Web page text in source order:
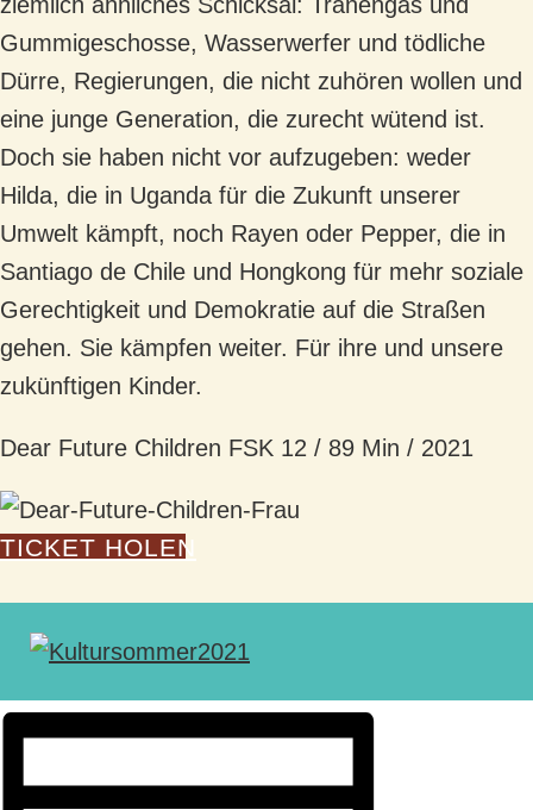
Gummigeschosse, Wasserwerfer und tödliche
Dürre, Regierungen, die nicht zuhören wollen und
eine junge Generation, die zurecht wütend ist.
Doch sie haben nicht vor aufzugeben: weder
Hilda, die in Uganda für die Zukunft unserer
Umwelt kämpft, noch Rayen oder Pepper, die in
Santiago de Chile und Hongkong für mehr soziale
Gerechtigkeit und Demokratie auf die Straßen
gehen. Sie kämpfen weiter. Für ihre und unsere
zukünftigen Kinder.
Dear Future Children FSK 12 / 89 Min / 2021
TICKET HOLEN